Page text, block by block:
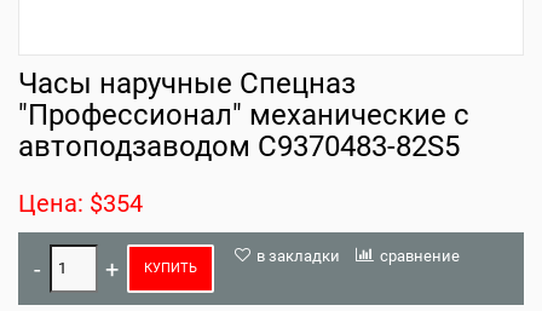
Часы наручные Спецназ
"Профессионал" механические с
автоподзаводом С9370483-82S5
Цена: $354
КУПИТЬ
в закладки сравнение